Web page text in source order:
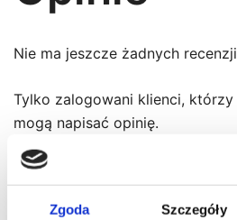
Zgoda Szczegóły
Nie ma jeszcze żadnych recenzji
Tylko zalogowani klienci,
mogą napisać opinię.
Podobne